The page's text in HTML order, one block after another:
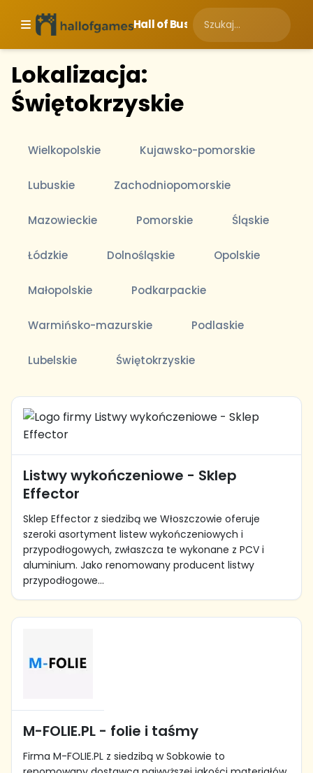
Hall of Business
Lokalizacja:
Świętokrzyskie
Wielkopolskie Kujawsko-pomorskie
Lubuskie Zachodniopomorskie
Mazowieckie Pomorskie Śląskie
Łódzkie Dolnośląskie Opolskie
Małopolskie Podkarpackie
Warmińsko-mazurskie Podlaskie
Lubelskie Świętokrzyskie
Listwy wykończeniowe - Sklep
Effector
Sklep Effector z siedzibą we Włoszczowie oferuje
szeroki asortyment listew wykończeniowych i
przypodłogowych, zwłaszcza te wykonane z PCV i
aluminium. Jako renomowany producent listwy
przypodłogowe...
M-FOLIE.PL - folie i taśmy
Firma M-FOLIE.PL z siedzibą w Sobkowie to